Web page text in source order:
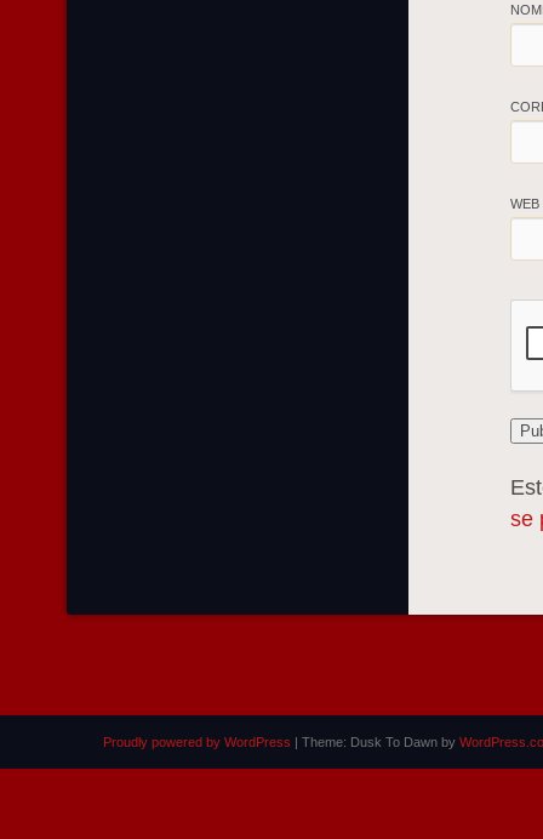
WEB
se
Proudly powered by WordPress | Theme: Dusk To Dawn by